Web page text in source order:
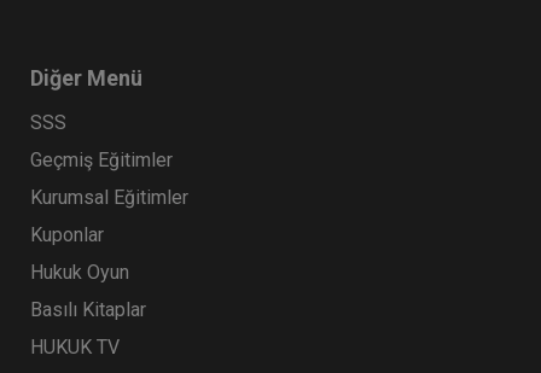
IX. Oturum
360 TL
Tüketici Hukuku Enstitüsü
Diğer Menü
SSS
Geçmiş Eğitimler
Kurumsal Eğitimler
Kuponlar
Hukuk Oyun
Basılı Kitaplar
HUKUK TV